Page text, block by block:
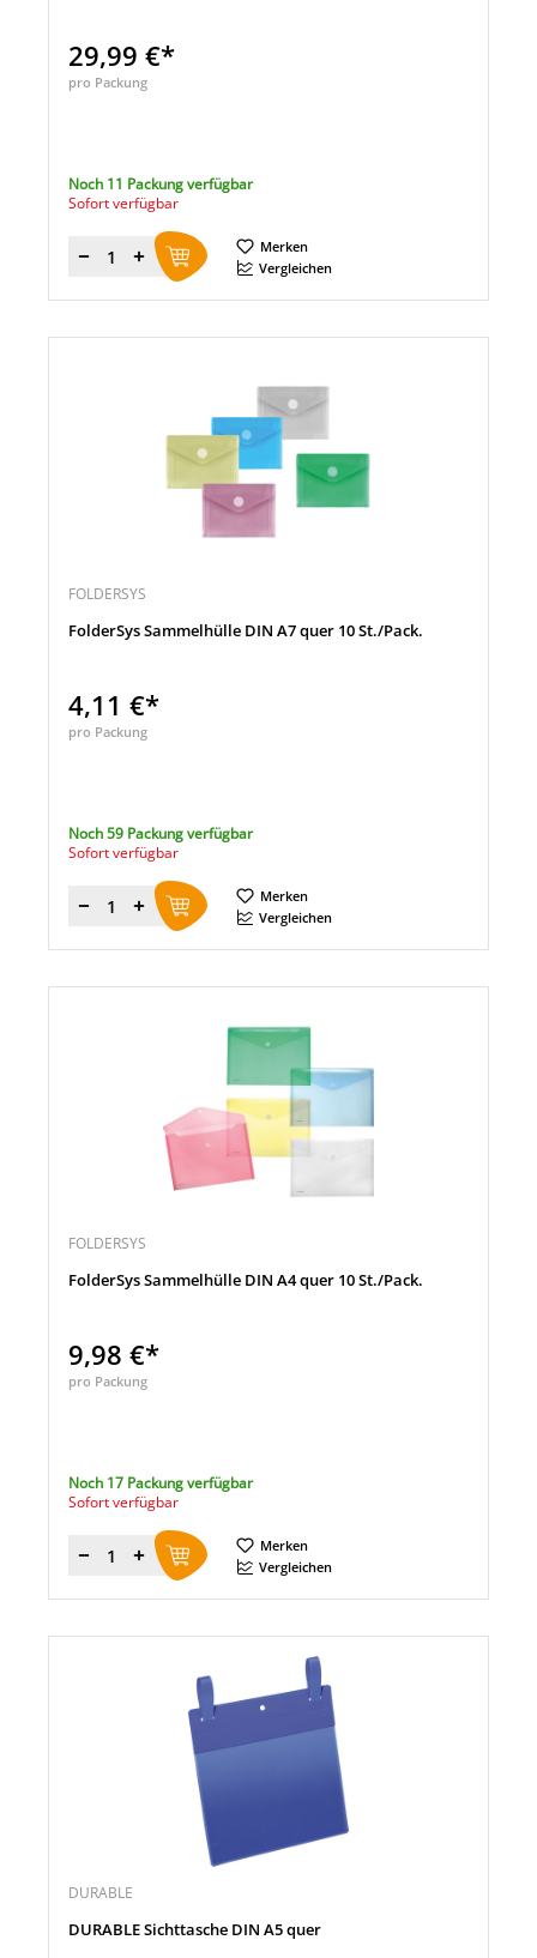
29,99 €*
pro Packung
Noch 11 Packung verfügbar
Sofort verfügbar
Menge
Merken
Vergleichen
FOLDERSYS
FolderSys Sammelhülle DIN A7 quer 10 St./Pack.
4,11 €*
pro Packung
Noch 59 Packung verfügbar
Sofort verfügbar
Menge
Merken
Vergleichen
FOLDERSYS
FolderSys Sammelhülle DIN A4 quer 10 St./Pack.
9,98 €*
pro Packung
Noch 17 Packung verfügbar
Sofort verfügbar
Menge
Merken
Vergleichen
DURABLE
DURABLE Sichttasche DIN A5 quer